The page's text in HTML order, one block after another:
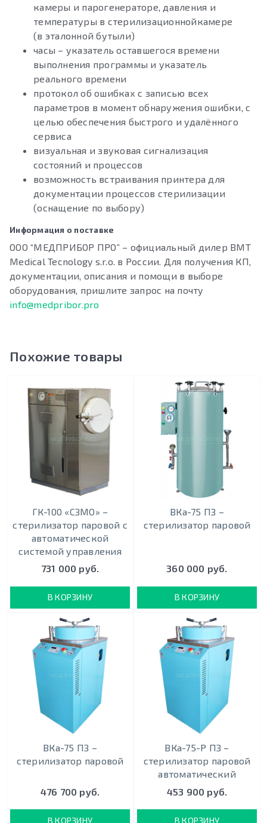
камеры и парогенераторе, давления и
температуры в стерилизационнойкамере
(в эталонной бутыли)
часы – указатель оставшегося времени
выполнения программы и указатель
реального времени
протокол об ошибках с записью всех
параметров в момент обнаружения ошибки, с
целью обеспечения быстрого и удалённого
сервиса
визуальная и звуковая сигнализация
состояний и процессов
возможность встраивания принтера для
документации процессов стерилизации
(оснащение по выбору)
Информация о поставке
ООО “МЕДПРИБОР ПРО” – официальный дилер BMT
Medical Tecnology s.r.o. в России. Для получения КП,
документации, описания и помощи в выборе
оборудования, пришлите запрос на почту
info@medpribor.pro
Похожие товары
ГК-100 «СЗМО» –
стерилизатор паровой с
автоматической
системой управления
731 000 руб.
В КОРЗИНУ
ВКа-75 ПЗ –
стерилизатор паровой
360 000 руб.
В КОРЗИНУ
ВКа-75 ПЗ –
стерилизатор паровой
476 700 руб.
В КОРЗИНУ
ВКа-75-Р ПЗ –
стерилизатор паровой
автоматический
453 900 руб.
В КОРЗИНУ